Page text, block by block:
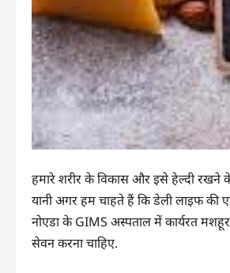
हमारे शरीर के विकास और इसे हेल्दी रखने के
यानी अगर हम चाहते हैं कि डेली लाइफ की
नोएडा के GIMS अस्पताल में कार्यरत
सेवन करना चाहिए.